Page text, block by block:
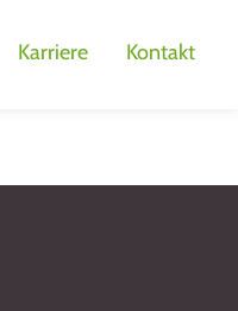
Karriere Kontakt